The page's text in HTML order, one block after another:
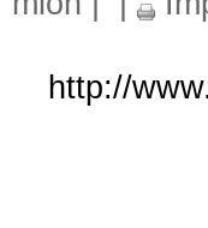
http://